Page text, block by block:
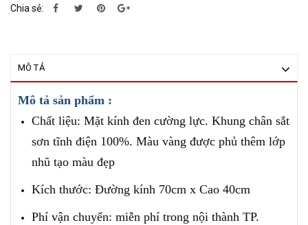
Chia sẻ:
MÔ TẢ
Mô tả sản phẩm :
Chất liệu: Mặt kính đen cường lực. Khung chân sắt
sơn tĩnh điện 100%. Màu vàng được phủ thêm lớp
nhũ tạo màu đẹp
Kích thước: Đường kính 70cm x Cao 40cm
Phí vận chuyển: miễn phí trong nội thành TP.